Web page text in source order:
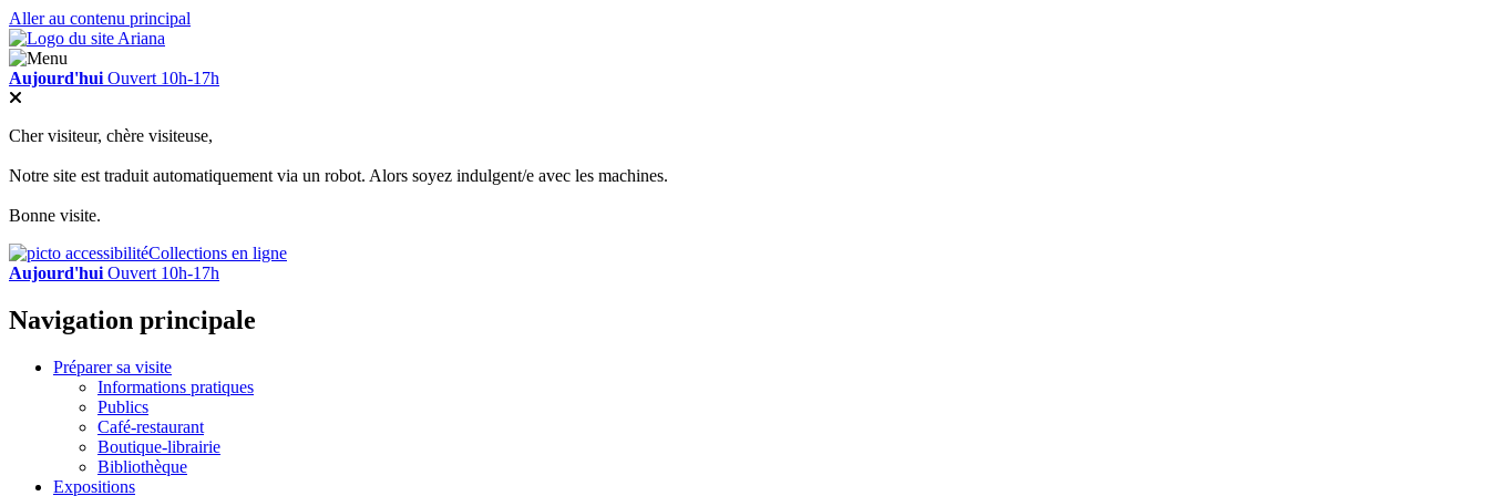
Aller au contenu principal
Aujourd'hui Ouvert 10h-17h
Cher visiteur, chère visiteuse,
Notre site est traduit automatiquement via un robot. Alors soyez indulgent/e avec les machines.
Bonne visite.
Collections en ligne
Aujourd'hui Ouvert 10h-17h
Navigation principale
Préparer sa visite
Informations pratiques
Publics
Café-restaurant
Boutique-librairie
Bibliothèque
Expositions